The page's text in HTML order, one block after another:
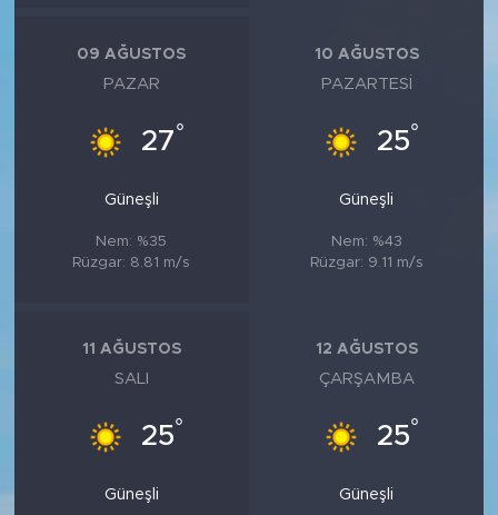
09 AĞUSTOS
PAZAR
27°
Güneşli
Nem: %35
Rüzgar: 8.81 m/s
10 AĞUSTOS
PAZARTESI
25°
Güneşli
Nem: %43
Rüzgar: 9.11 m/s
11 AĞUSTOS
SALI
25°
Güneşli
12 AĞUSTOS
ÇARŞAMBA
25°
Güneşli